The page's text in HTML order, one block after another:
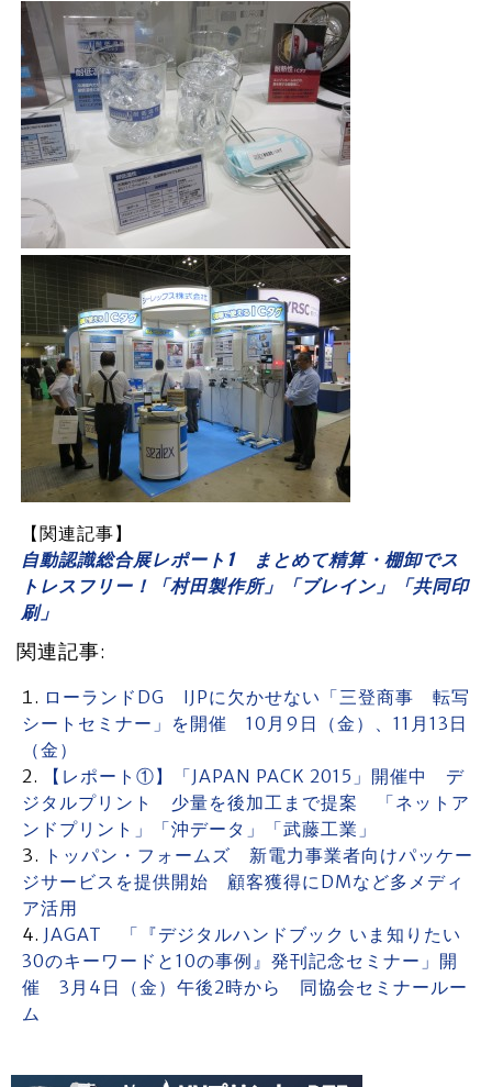
【関連記事】
自動認識総合展レポート1 まとめて精算・棚卸でス
トレスフリー！「村田製作所」「ブレイン」「共同印
刷」
関連記事:
ローランドDG IJPに欠かせない「三登商事 転写
シートセミナー」を開催 10月9日（金）、11月13日
（金）
【レポート①】「JAPAN PACK 2015」開催中 デ
ジタルプリント 少量を後加工まで提案 「ネットア
ンドプリント」「沖データ」「武藤工業」
トッパン・フォームズ 新電力事業者向けパッケー
ジサービスを提供開始 顧客獲得にDMなど多メディ
ア活用
JAGAT 「『デジタルハンドブック いま知りたい
30のキーワードと10の事例』発刊記念セミナー」開
催 3月4日（金）午後2時から 同協会セミナールー
ム